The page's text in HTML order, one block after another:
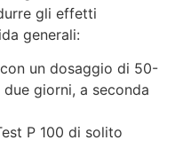
gli effetti
generali:
un dosaggio di 50-
giorni, a seconda
P 100 di solito